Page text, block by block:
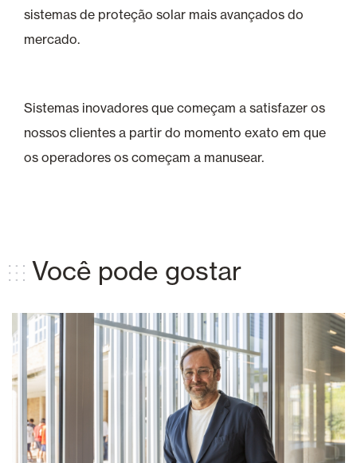
sistemas de proteção solar mais avançados do
mercado.
Sistemas inovadores que começam a satisfazer os
nossos clientes a partir do momento exato em que
os operadores os começam a manusear.
Você pode gostar